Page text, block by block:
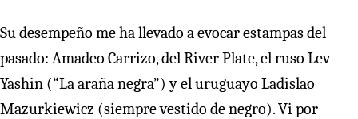
Su desempeño me ha llevado a evocar estampas del
pasado: Amadeo Carrizo, del River Plate, el ruso Lev
Yashin (“La araña negra”) y el uruguayo Ladislao
Mazurkiewicz (siempre vestido de negro). Vi por